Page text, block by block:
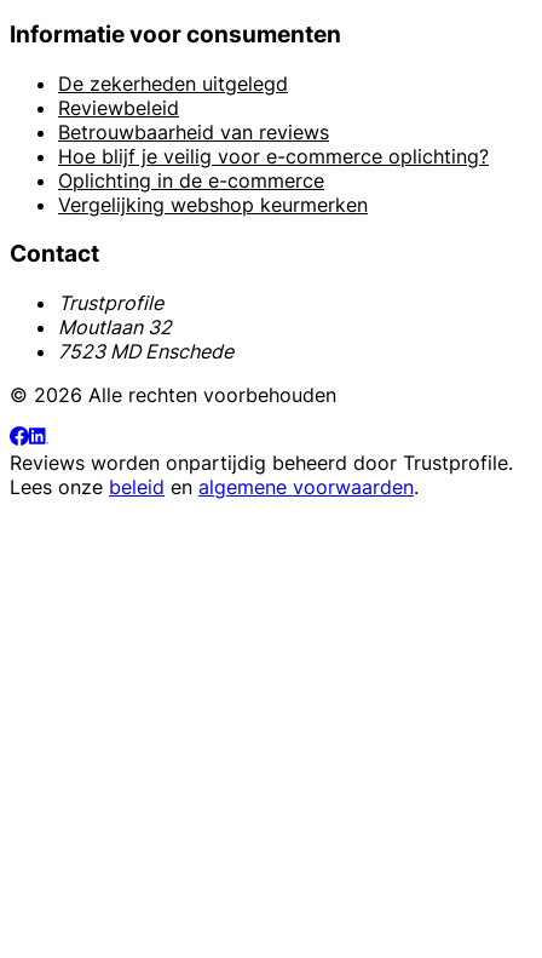
Informatie voor consumenten
De zekerheden uitgelegd
Reviewbeleid
Betrouwbaarheid van reviews
Hoe blijf je veilig voor e-commerce oplichting?
Oplichting in de e-commerce
Vergelijking webshop keurmerken
Contact
Trustprofile
Moutlaan 32
7523 MD Enschede
© 2026 Alle rechten voorbehouden
Reviews worden onpartijdig beheerd door Trustprofile.
Lees onze beleid en algemene voorwaarden.